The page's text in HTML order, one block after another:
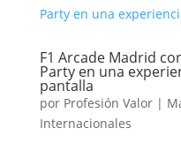
F1 Arcade Madrid
Party en una
pantalla
por Profesión Valor|
Internacionales